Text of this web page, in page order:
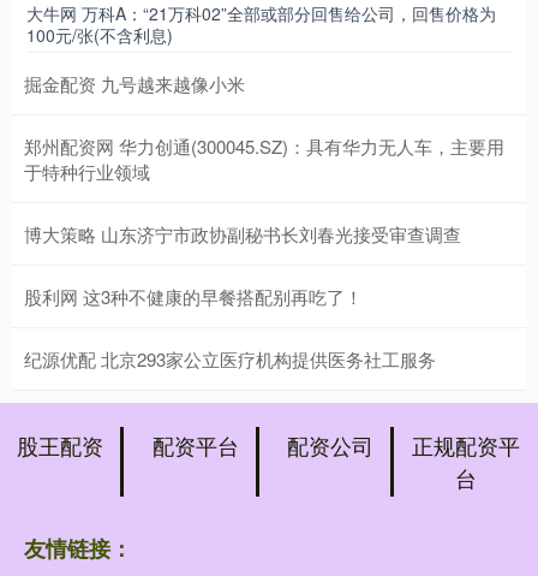
大牛网 万科A：“21万科02”全部或部分回售给公司，回售价格为
100元/张(不含利息)
掘金配资 九号越来越像小米
郑州配资网 华力创通(300045.SZ)：具有华力无人车，主要用
于特种行业领域
博大策略 山东济宁市政协副秘书长刘春光接受审查调查
股利网 这3种不健康的早餐搭配别再吃了！
纪源优配 北京293家公立医疗机构提供医务社工服务
股王配资 配资平台 配资公司
正规配资平
台
友情链接：